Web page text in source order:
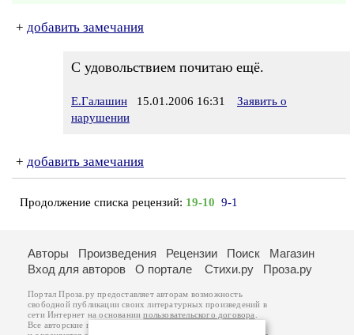
+ добавить замечания
С удовольствием почитаю ещё.
Е.Галашин 15.01.2006 16:31
Заявить о
нарушении
+ добавить замечания
Продолжение списка рецензий: 19-10 9-1
Авторы Произведения Рецензии Поиск
Магазин
Вход для авторов
О портале Стихи.ру Проза.ру
Портал Проза.ру предоставляет авторам возможность
свободной публикации своих литературных произведений в
сети Интернет на основаниипользовательского договора
Все авторские права на произведения принадлежат авторам